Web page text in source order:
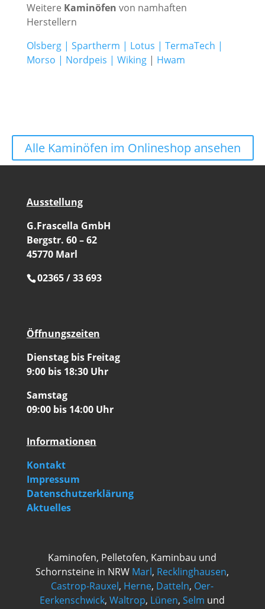
Weitere Kaminöfen von namhaften
Herstellern
Olsberg| Spartherm | Lotus | TermaTech |
Morso | Nordpeis | Wiking| Hwam
Alle Kaminöfen im Onlineshop ansehen
Ausstellung
G.Frascella GmbH
Bergstr. 60 – 62
45770 Marl
02365 / 33 693
Öffnungszeiten
Dienstag bis Freitag
9:00 bis 18:30 Uhr
Samstag
09:00 bis 14:00 Uhr
Informationen
Kontakt
Impressum
Datenschutzerklärung
Aktuelles
Kaminofen, Pelletofen, Kaminbau und
Schornsteine in NRW Marl, Recklinghausen,
Castrop-Rauxel, Herne, Datteln, Oer-
Eerkenschwick,Waltrop, Lünen,Selm und